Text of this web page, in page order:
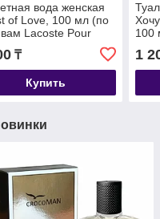
вода женская
of Love, 100 мл (по
Lacoste Pour
(Lacoste)
₸
Купить
100
1